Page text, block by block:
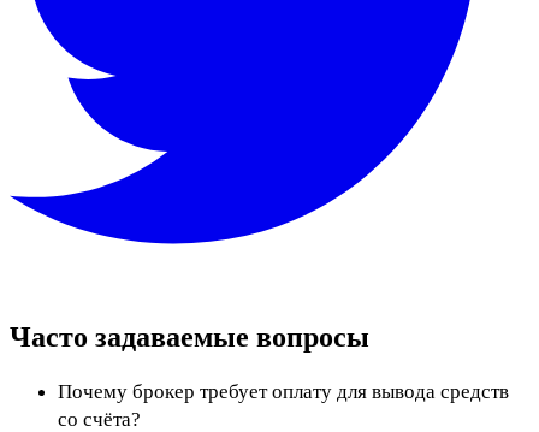
Часто задаваемые вопросы
Почему брокер требует оплату для вывода средств
со счёта?